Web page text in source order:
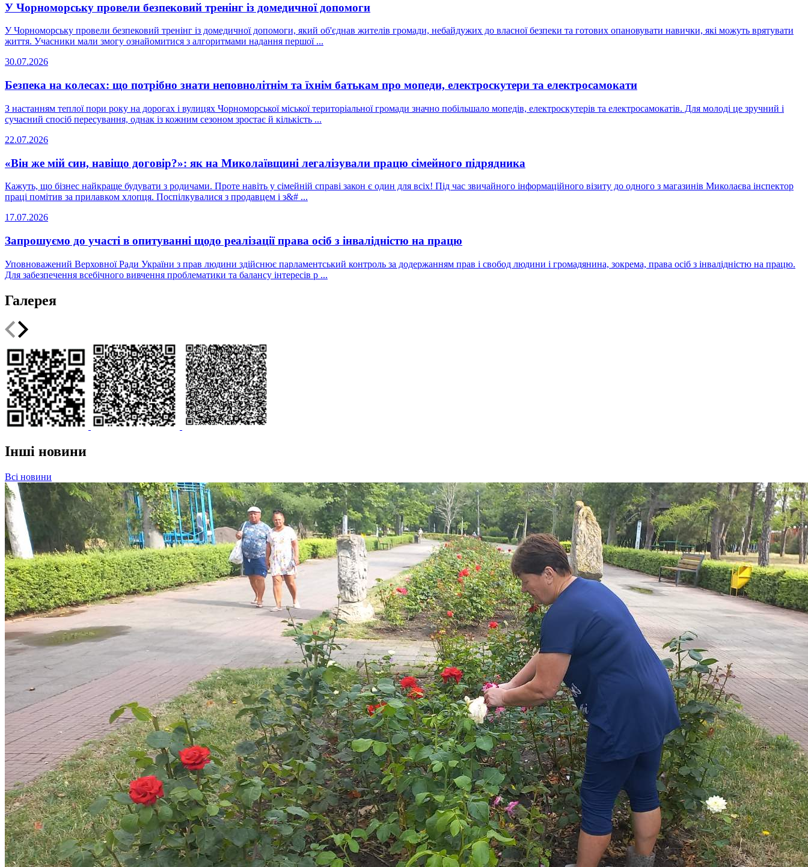
У Чорноморську провели безпековий тренінг із домедичної допомоги
У Чорноморську провели безпековий тренінг із домедичної допомоги, який об'єднав жителів громади, небайдужих до власної безпеки та готових опановувати навички, які можуть врятувати
життя. Учасники мали змогу ознайомитися з алгоритмами надання першої ...
30.07.2026
Безпека на колесах: що потрібно знати неповнолітнім та їхнім батькам про мопеди, електроскутери та електросамокати
З настанням теплої пори року на дорогах і вулицях Чорноморської міської територіальної громади значно побільшало мопедів, електроскутерів та електросамокатів. Для молоді це зручний і
сучасний спосіб пересування, однак із кожним сезоном зростає й кількість ...
22.07.2026
«Він же мій син, навіщо договір?»: як на Миколаївщині легалізували працю сімейного підрядника
Кажуть, що бізнес найкраще будувати з родичами. Проте навіть у сімейній справі закон є один для всіх! Під час звичайного інформаційного візиту до одного з магазинів Миколаєва інспектор
праці помітив за прилавком хлопця. Поспілкувалися з продавцем і з&# ...
17.07.2026
Запрошуємо до участі в опитуванні щодо реалізації права осіб з інвалідністю на працю
Уповноважений Верховної Ради України з прав людини здійснює парламентський контроль за додержанням прав і свобод людини і громадянина, зокрема, права осіб з інвалідністю на працю.
Для забезпечення всебічного вивчення проблематики та балансу інтересів р ...
Галерея
Інші новини
Всі новини